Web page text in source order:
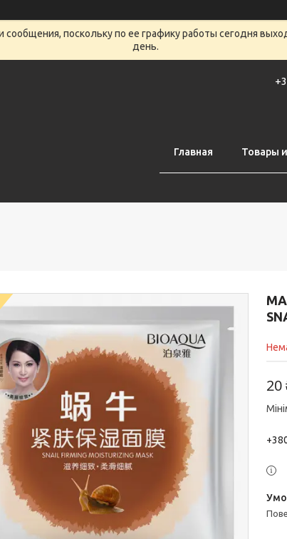
поскольку по ее графику работы сегодня
день.
Главная Товары и
20